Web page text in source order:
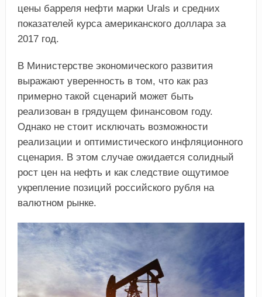
цены барреля нефти марки Urals и средних
показателей курса американского доллара за
2017 год.
В Министерстве экономического развития
выражают уверенность в том, что как раз
примерно такой сценарий может быть
реализован в грядущем финансовом году.
Однако не стоит исключать возможности
реализации и оптимистического инфляционного
сценария. В этом случае ожидается солидный
рост цен на нефть и как следствие ощутимое
укрепление позиций российского рубля на
валютном рынке.